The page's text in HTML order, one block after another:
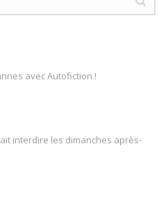
avec Autofiction !
interdire les dimanches après-